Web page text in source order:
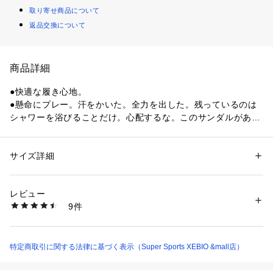
取り寄せ商品について
返品交換について
商品詳細
●快適な履き心地。
●懸命にプレー。汗をかいた。全力を出した。残っているのは
シャワーを浴びることだけ。心配するな。このサンダルがあな
を発揮。パーティーに履いて行っても誰もシャワーを浴びたこ
●素材:【アッパー】合成樹脂 【アウトソール】合成底
●ベトナム製
※メーカーの環境保護取り組みの一環として、シューズ内の詰
性別：メンズ
商品番号：
10764374401 （ショップ）
サイズ詳細
レビュー
9件
特定商取引に関する法律に基づく表示（Super Sports XEBIO &mall店）